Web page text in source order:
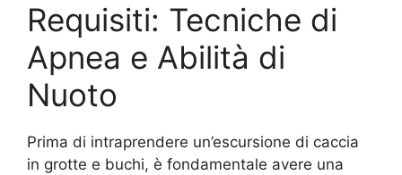
Requisiti: Tecniche di
Apnea e Abilità di
Nuoto
Prima di intraprendere un’escursione di caccia
in grotte e buchi, è fondamentale avere una